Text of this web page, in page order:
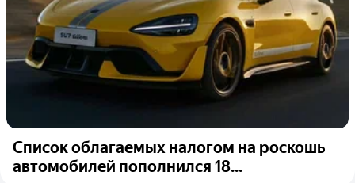
Список облагаемых налогом на роскошь
автомобилей пополнился 18...